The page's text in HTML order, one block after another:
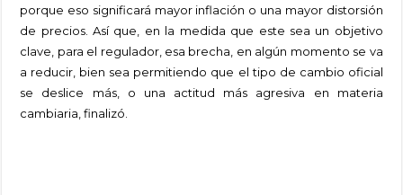
porque eso significará mayor inflación o una mayor distorsión
de precios. Así que, en la medida que este sea un objetivo
clave, para el regulador, esa brecha, en algún momento se va
a reducir, bien sea permitiendo que el tipo de cambio oficial
se deslice más, o una actitud más agresiva en materia
cambiaria, finalizó.